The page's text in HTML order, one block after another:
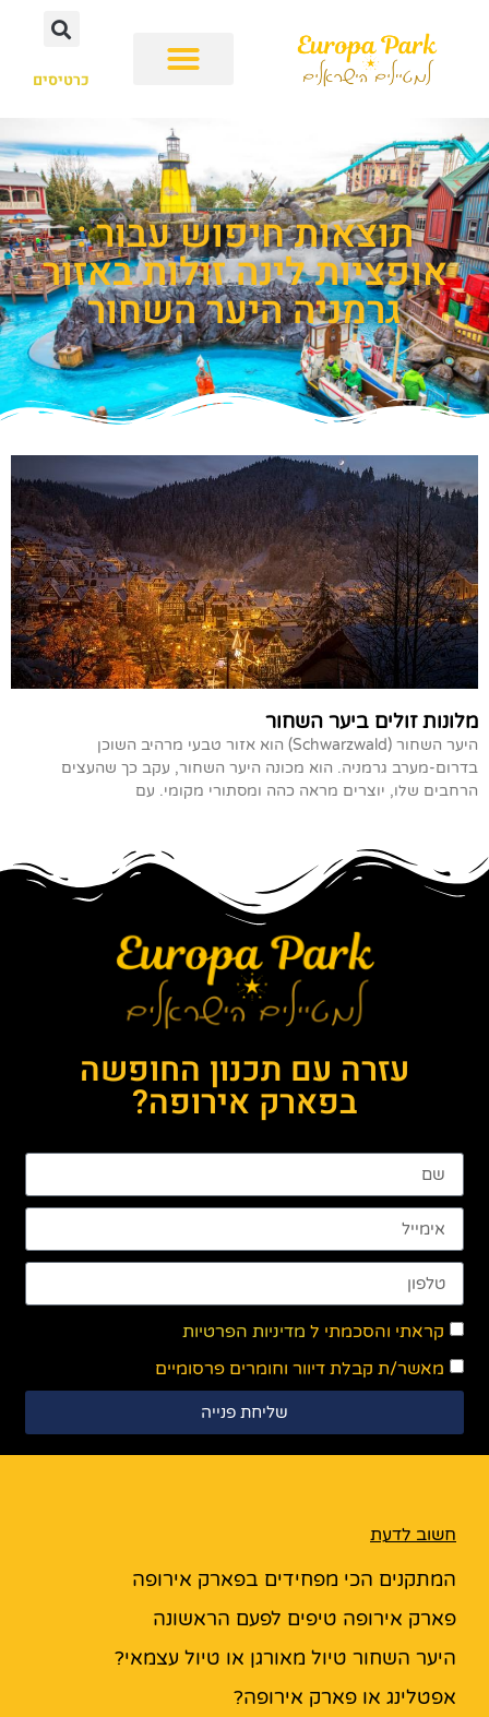
כרטיסים
תוצאות חיפוש עבור :
אופציות לינה זולות באזור
גרמניה היער השחור
מלונות זולים ביער השחור
היער השחור (Schwarzwald) הוא אזור טבעי מרהיב השוכן
בדרום-מערב גרמניה. הוא מכונה היער השחור, עקב כך שהעצים
הרחבים שלו, יוצרים מראה כהה ומסתורי מקומי. עם
עזרה עם תכנון החופשה
בפארק אירופה?
קראתי והסכמתי ל מדיניות הפרטיות
מאשר/ת קבלת דיוור וחומרים פרסומיים
שליחת פנייה
חשוב לדעת
המתקנים הכי מפחידים בפארק אירופה
פארק אירופה טיפים לפעם הראשונה
היער השחור טיול מאורגן או טיול עצמאי?
אפטלינג או פארק אירופה?